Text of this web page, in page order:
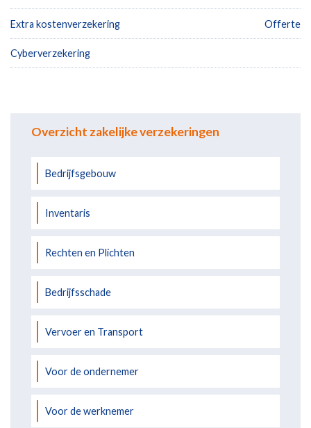
Extra kostenverzekering Offerte
Cyberverzekering
Overzicht zakelijke verzekeringen
Bedrijfsgebouw
Inventaris
Rechten en Plichten
Bedrijfsschade
Vervoer en Transport
Voor de ondernemer
Voor de werknemer